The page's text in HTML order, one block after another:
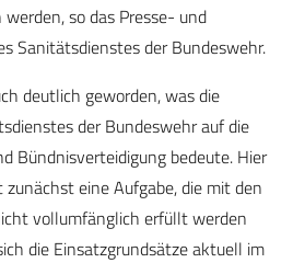
so das Presse- und
Sanitätsdienstes der Bundeswehr.
deutlich geworden, was die
der Bundeswehr auf die
Bündnisverteidigung bedeute. Hier
eine Aufgabe, die mit den
vollumfänglich erfüllt werden
die Einsatzgrundsätze aktuell im